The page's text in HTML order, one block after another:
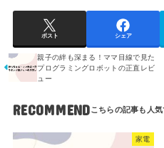
ポスト シェア
親子の絆も深まる！ママ目線で見た
プログラミングロボットの正直レビ
ュー
RECOMMEND
家電